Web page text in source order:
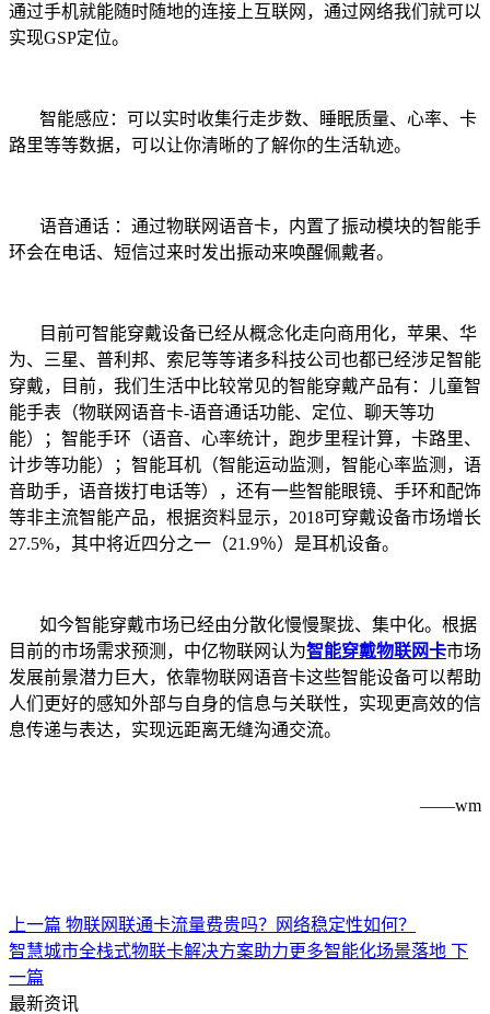
通过手机就能随时随地的连接上互联网， 通过网络我们就可以
实现GSP定位。
智能感应：可以实时收集行走步数、睡眠质量、心率、卡
路里等等数据，可以让你清晰的了解你的生活轨迹。
语音通话 ：通过物联网语音卡，内置了振动模块的智能手
环会在电话、短信过来时发出振动来唤醒佩戴者。
目前可智能穿戴设备已经从概念化走向商用化，苹果、华
为、三星、普利邦、索尼等等诸多科技公司也都已经涉足智能
穿戴，目前，我们生活中比较常见的智能穿戴产品有：儿童智
能手表（物联网语音卡-语音通话功能、定位、聊天等功
能）；智能手环（语音、心率统计，跑步里程计算，卡路里、
计步等功能）；智能耳机（智能运动监测，智能心率监测，语
音助手，语音拨打电话等），还有一些智能眼镜、手环和配饰
等非主流智能产品，根据资料显示， 2018可穿戴设备市场增长
27.5%，其中将近四分之一（21.9％）是耳机设备。
如今智能穿戴市场已经由分散化慢慢聚拢、集中化。根据
目前的市场需求预测，中亿物联网认为智能穿戴物联网卡市场
发展前景潜力巨大，依靠物联网语音卡这些智能设备可以帮助
人们更好的感知外部与自身的信息与关联性，实现更高效的信
息传递与表达，实现远距离无缝沟通交流。
——wm
上一篇 物联网联通卡流量费贵吗？网络稳定性如何？
智慧城市全栈式物联卡解决方案助力更多智能化场景落地 下
一篇
最新资讯